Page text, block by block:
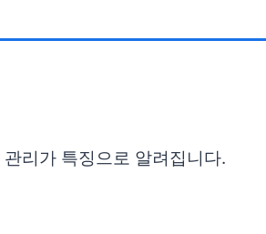
리가 특징으로 알려집니다.